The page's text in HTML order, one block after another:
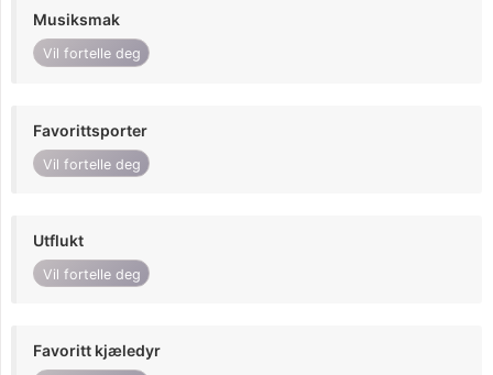
Musiksmak
Vil fortelle deg
Favorittsporter
Vil fortelle deg
Utflukt
Vil fortelle deg
Favoritt kjæledyr